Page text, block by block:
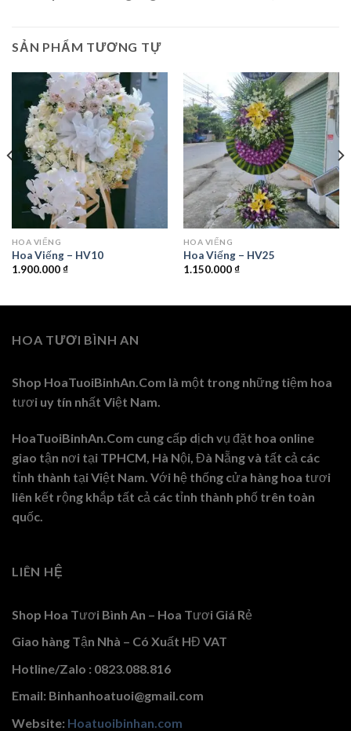
SẢN PHẨM TƯƠNG TỰ
HOA VIẾNG
Hoa Viếng – HV10
1.900.000₫
HOA VIẾNG
Hoa Viếng – HV25
1.150.000₫
HOA TƯƠI BÌNH AN
Shop HoaTuoiBinhAn.Com là một trong những tiệm hoa
tươi uy tín nhất Việt Nam.
HoaTuoiBinhAn.Com cung cấp dịch vụ đặt hoa online
giao tận nơi tại TPHCM, Hà Nội, Đà Nẵng và tất cả các
tỉnh thành tại Việt Nam. Với hệ thống cửa hàng hoa tươi
liên kết rộng khắp tất cả các tỉnh thành phố trên toàn
quốc.
LIÊN HỆ
Shop Hoa Tươi Bình An – Hoa Tươi Giá Rẻ
Giao hàng Tận Nhà – Có Xuất HĐ VAT
Hotline/Zalo : 0823.088.816
Email: Binhanhoatuoi@gmail.com
Website: Hoatuoibinhan.com